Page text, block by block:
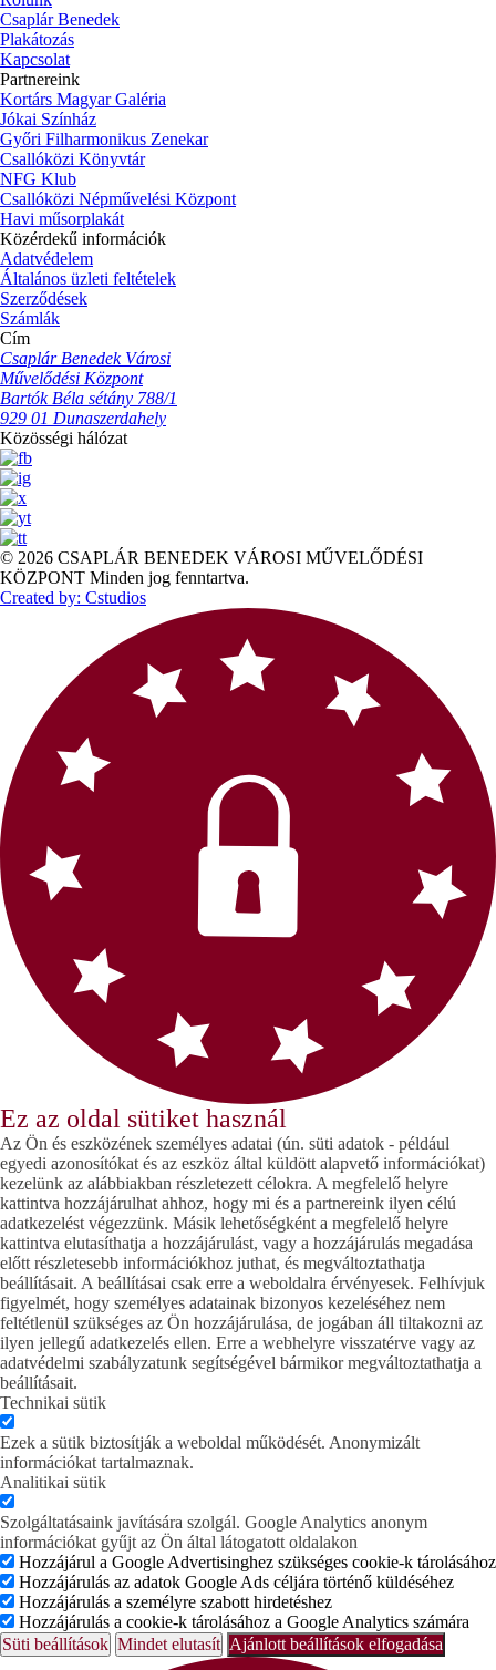
Csaplár Benedek
Plakátozás
Kapcsolat
Partnereink
Kortárs Magyar Galéria
Jókai Színház
Győri Filharmonikus Zenekar
Csallóközi Könyvtár
NFG Klub
Csallóközi Népművelési Központ
Havi műsorplakát
Közérdekű információk
Adatvédelem
Általános üzleti feltételek
Szerződések
Számlák
Cím
Csaplár Benedek Városi
Művelődési Központ
Bartók Béla sétány 788/1
929 01 Dunaszerdahely
Közösségi hálózat
© 2026 CSAPLÁR BENEDEK VÁROSI MŰVELŐDÉSI
KÖZPONT Minden jog fenntartva.
Created by: Cstudios
Ez az oldal sütiket használ
Az Ön és eszközének személyes adatai (ún. süti adatok - például
egyedi azonosítókat és az eszköz által küldött alapvető információkat)
kezelünk az alábbiakban részletezett célokra. A megfelelő helyre
kattintva hozzájárulhat ahhoz, hogy mi és a partnereink ilyen célú
adatkezelést végezzünk. Másik lehetőségként a megfelelő helyre
kattintva elutasíthatja a hozzájárulást, vagy a hozzájárulás megadása
előtt részletesebb információkhoz juthat, és megváltoztathatja
beállításait. A beállításai csak erre a weboldalra érvényesek. Felhívjuk
figyelmét, hogy személyes adatainak bizonyos kezeléséhez nem
feltétlenül szükséges az Ön hozzájárulása, de jogában áll tiltakozni az
ilyen jellegű adatkezelés ellen. Erre a webhelyre visszatérve vagy az
adatvédelmi szabályzatunk segítségével bármikor megváltoztathatja a
beállításait.
Technikai sütik
Ezek a sütik biztosítják a weboldal működését. Anonymizált
információkat tartalmaznak.
Analitikai sütik
Szolgáltatásaink javítására szolgál. Google Analytics anonym
információkat gyűjt az Ön által látogatott oldalakon
Hozzájárul a Google Advertisinghez szükséges cookie-k tárolásához
Hozzájárulás az adatok Google Ads céljára történő küldéséhez
Hozzájárulás a személyre szabott hirdetéshez
Hozzájárulás a cookie-k tárolásához a Google Analytics számára
Süti beállítások Mindet elutasít Ajánlott beállítások elfogadása